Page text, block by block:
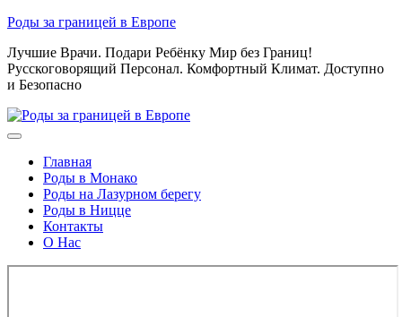
Skip
content
Роды за границей в Европе
Лучшие Врачи. Подари Ребёнку Мир без Границ!
Русскоговорящий Персонал. Комфортный Климат. Доступно
и Безопасно
Главная
Роды в Монако
Роды на Лазурном берегу
Роды в Ницце
Контакты
О Нас